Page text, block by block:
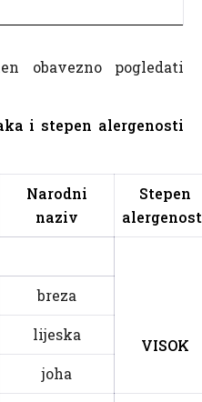
obavezno pogledati
i stepen alergenosti
Narodni
naziv
Stepen
VISOK
breza
lijeska
joha